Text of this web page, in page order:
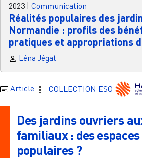
2023 Communication
Réalités populaires des
Normandie : profils des
pratiques et appropriations
Léna Jégat
Article COLLECTION ESO
Des jardins ouvriers
familiaux : des
populaires ?